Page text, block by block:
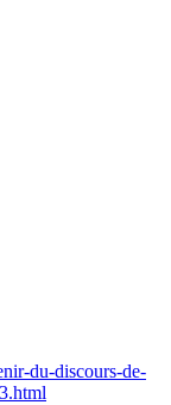
du-discours-de-